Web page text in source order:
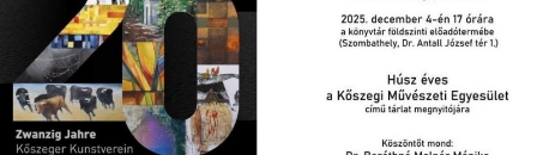
Szállás
Sport